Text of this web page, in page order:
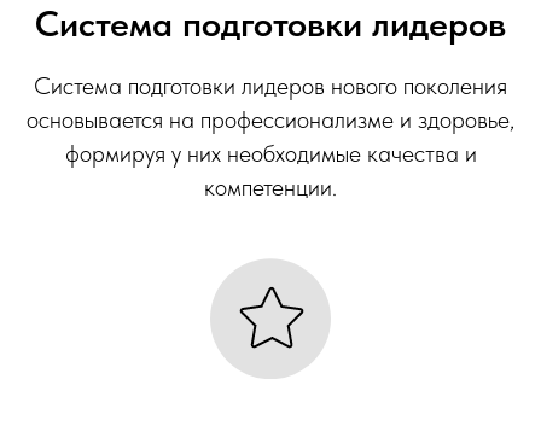
Система подготовки лидеров
Система подготовки лидеров нового поколения
основывается на профессионализме и здоровье,
формируя у них необходимые качества и
компетенции.